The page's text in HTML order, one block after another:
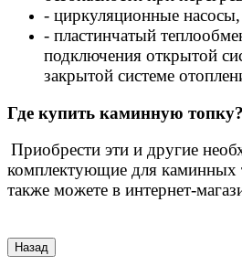
- циркуляционные насосы,
- пластинчатый
подключения открытой
закрытой системе
Где купить каминную топку?
Приобрести эти и другие
комплектующие для каминных
также можете в интернет-